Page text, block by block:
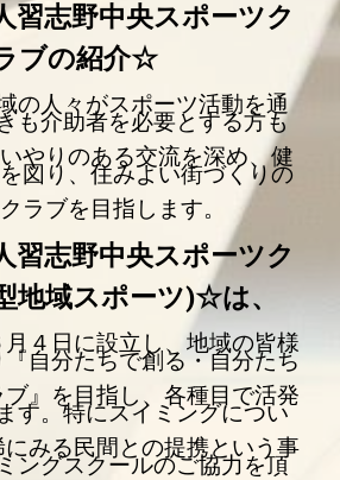
志野中央スポーツク
ブの紹介☆
の人々がスポーツ活動を通
も介助者を必要とする方も
のある交流を深め、健
図り、住みよい街づくりの
ブを目指します。
習志野中央スポーツク
地域スポーツ)☆は、
４日に設立し 、地域の皆様
自分たちで創る・自分たち
』を目指し、各種目で活発
す。特にスイミングについ
みる民間との提携という事
ングスクールのご協力を頂